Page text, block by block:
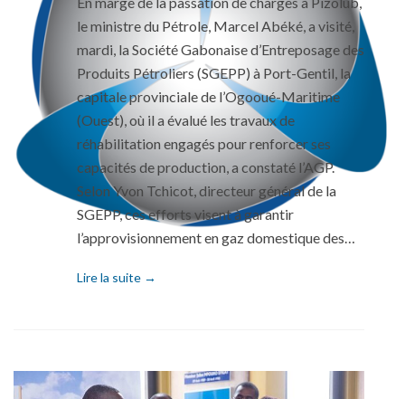
le ministre du Pétrole, Marcel Abéké, a visité,
mardi, la Société Gabonaise d’Entreposage des
Produits Pétroliers (SGEPP) à Port-Gentil, la
capitale provinciale de l’Ogooué-Maritime
(Ouest), où il a évalué les travaux de
réhabilitation engagés pour renforcer ses
capacités de production, a constaté l’AGP.
Selon Yvon Tchicot, directeur général de la
SGEPP, ces efforts visent à garantir
l’approvisionnement en gaz domestique des…
Lire la suite →